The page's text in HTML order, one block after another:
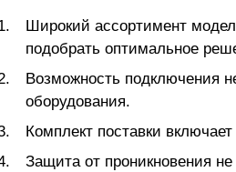
Широкий ассортимент
подобрать оптимальное
Возможность подключения
оборудования.
Комплект поставки
Защита от проникновения